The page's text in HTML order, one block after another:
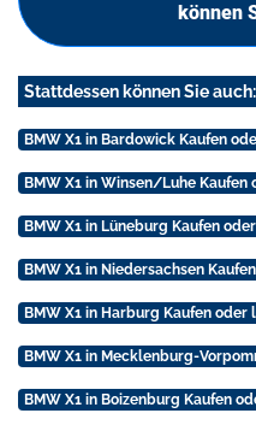
können
Stattdessen können Sie auch:
BMW X1 in Bardowick Kaufen
BMW X1 in Winsen/Luhe Kaufen
BMW X1 in Lüneburg Kaufen
BMW X1 in Niedersachsen
BMW X1 in Harburg Kaufen oder
BMW X1 in Mecklenburg-
BMW X1 in Boizenburg Kaufen